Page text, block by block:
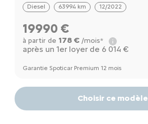
Diesel 63994 km 12/2022
19990 €
à partir de 178 €/mois*
après un 1er loyer de 6 014 €
Garantie Spoticar Premium 12 mois
Choisir ce modèle